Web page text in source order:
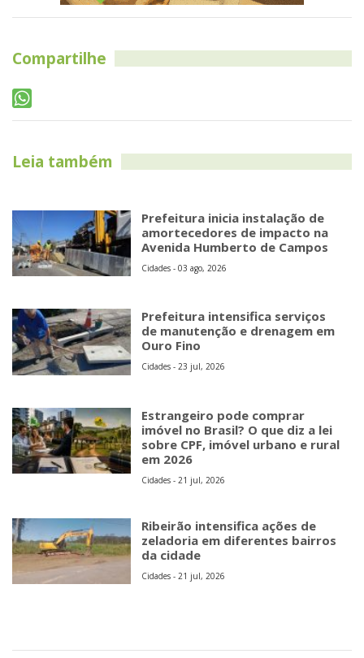
Compartilhe
Leia também
Prefeitura inicia instalação de
amortecedores de impacto na
Avenida Humberto de Campos
Cidades - 03 ago, 2026
Prefeitura intensifica serviços
de manutenção e drenagem em
Ouro Fino
Cidades - 23 jul, 2026
Estrangeiro pode comprar
imóvel no Brasil? O que diz a lei
sobre CPF, imóvel urbano e rural
em 2026
Cidades - 21 jul, 2026
Ribeirão intensifica ações de
zeladoria em diferentes bairros
da cidade
Cidades - 21 jul, 2026